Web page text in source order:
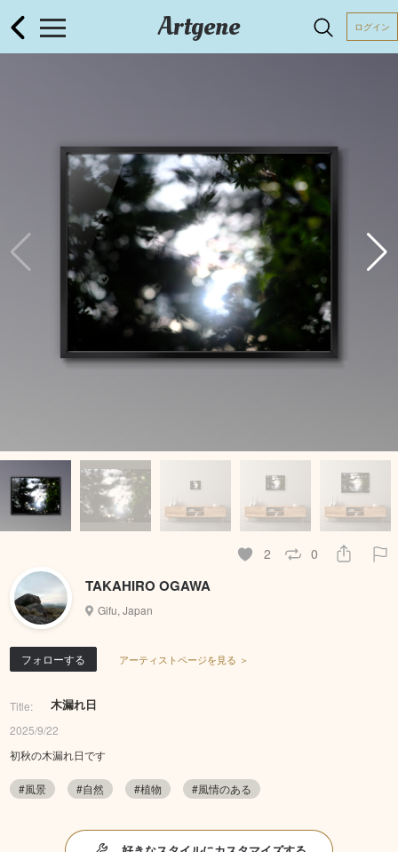
Artgene ログイン
2 0
TAKAHIRO OGAWA
Gifu, Japan
フォローする アーティストページを見る ＞
Title: 木漏れ日
2025/9/22
初秋の木漏れ日です
#風景 #自然 #植物 #風情のある